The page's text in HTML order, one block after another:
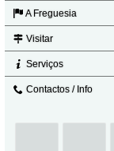
A Freguesia
Visitar
Serviços
Contactos / Info